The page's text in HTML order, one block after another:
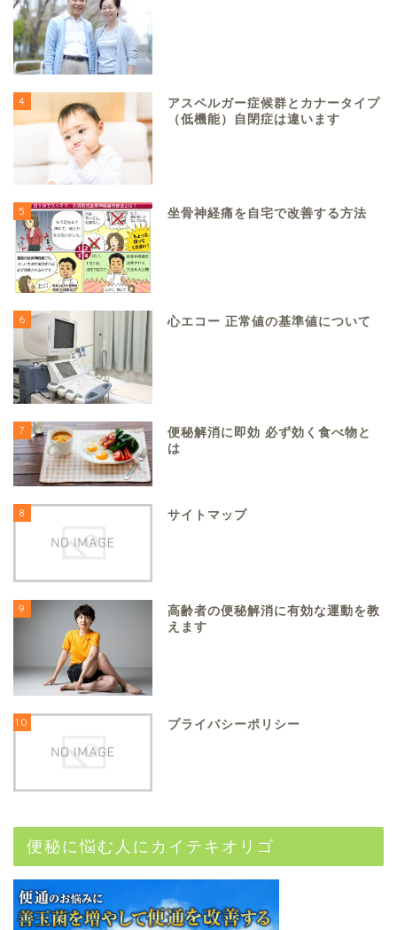
4
アスペルガー症候群とカナータイプ
（低機能）自閉症は違います
5 坐骨神経痛を自宅で改善する方法
6 心エコー 正常値の基準値について
7
便秘解消に即効 必ず効く食べ物と
は
8 サイトマップ
9
高齢者の便秘解消に有効な運動を教
えます
10 プライバシーポリシー
便秘に悩む人にカイテキオリゴ